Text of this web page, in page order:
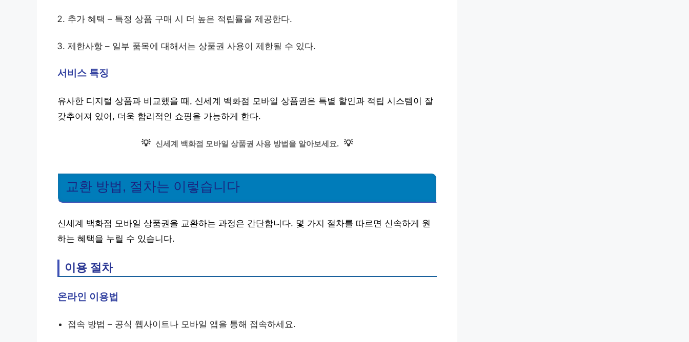
추가 혜택 – 특정 상품 구매 시 더 높은 적립률을 제공한다.
제한사항 – 일부 품목에 대해서는 상품권 사용이 제한될 수 있다.
서비스 특징
유사한 디지털 상품과 비교했을 때, 신세계 백화점 모바일 상품권은 특별 할인과 적립 시스템이 잘
갖추어져 있어, 더욱 합리적인 쇼핑을 가능하게 한다.
💡 신세계 백화점 모바일 상품권 사용 방법을 알아보세요. 💡
교환 방법, 절차는 이렇습니다
신세계 백화점 모바일 상품권을 교환하는 과정은 간단합니다. 몇 가지 절차를 따르면 신속하게 원
하는 혜택을 누릴 수 있습니다.
이용 절차
온라인 이용법
접속 방법 – 공식 웹사이트나 모바일 앱을 통해 접속하세요.